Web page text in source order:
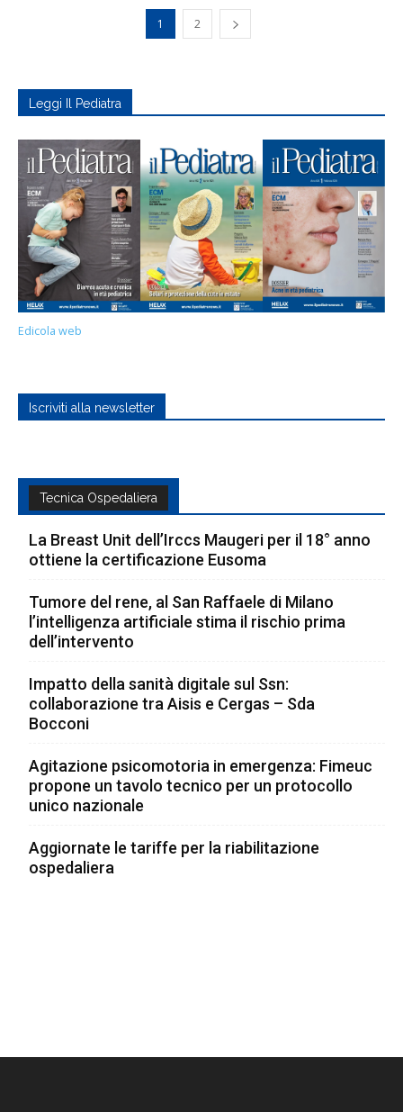
1 2
Leggi Il Pediatra
Edicola web
Iscriviti alla newsletter
Tecnica Ospedaliera
La Breast Unit dell’Irccs Maugeri per il 18° anno
ottiene la certificazione Eusoma
Tumore del rene, al San Raffaele di Milano
l’intelligenza artificiale stima il rischio prima
dell’intervento
Impatto della sanità digitale sul Ssn:
collaborazione tra Aisis e Cergas – Sda
Bocconi
Agitazione psicomotoria in emergenza: Fimeuc
propone un tavolo tecnico per un protocollo
unico nazionale
Aggiornate le tariffe per la riabilitazione
ospedaliera